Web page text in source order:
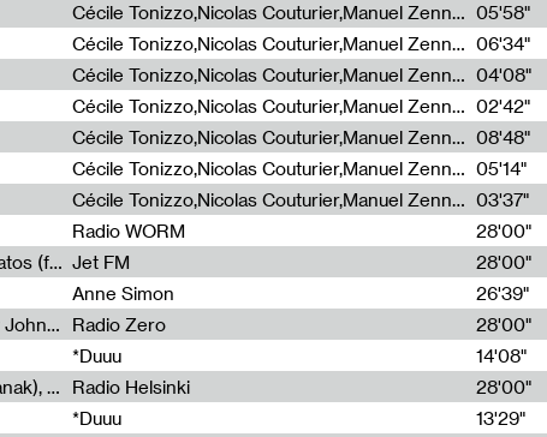
Cécile Tonizzo,Nicolas Couturier,Manuel Zenner,Aquila Lescene,Curtis Coco,Cyril Magnier 05'58"
Cécile Tonizzo,Nicolas Couturier,Manuel Zenner,Aquila Lescene,Curtis Coco,Cyril Magnier 06'34"
Cécile Tonizzo,Nicolas Couturier,Manuel Zenner,Aquila Lescene,Curtis Coco,Cyril Magnier 04'08"
Cécile Tonizzo,Nicolas Couturier,Manuel Zenner,Aquila Lescene,Curtis Coco,Cyril Magnier 02'42"
Cécile Tonizzo,Nicolas Couturier,Manuel Zenner,Aquila Lescene,Curtis Coco,Cyril Magnier 08'48"
Cécile Tonizzo,Nicolas Couturier,Manuel Zenner,Aquila Lescene,Curtis Coco,Cyril Magnier 05'14"
Cécile Tonizzo,Nicolas Couturier,Manuel Zenner,Aquila Lescene,Curtis Coco,Cyril Magnier 03'37"
Radio WORM 28'00"
Radia Show #1086 : La Couleur des Rêves by Izabela Matos (for Jet FM) Jet FM 28'00"
Anne Simon 26'39"
Radia Show #1085 : When We Bow Down Our Heads by John Roach (Radia edit, Rádio Zero) Radio Zero 28'00"
*Duuu 14'08"
Radia Show #1084 : "Silver Epiphany" by Irrflug (Mark Kanak), featuring Jarboe and Blixa Bargeld (for Radio Helsinki) Radio Helsinki 28'00"
*Duuu 13'29"